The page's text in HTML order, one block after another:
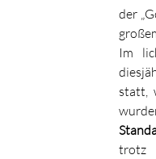
der
Im
statt,
trotz